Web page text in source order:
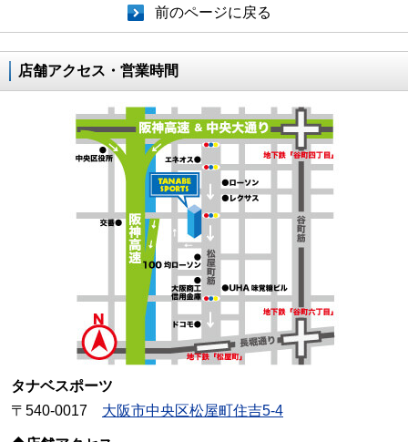
前のページに戻る
店舗アクセス・営業時間
タナベスポーツ
〒540-0017 大阪市中央区松屋町住吉5-4